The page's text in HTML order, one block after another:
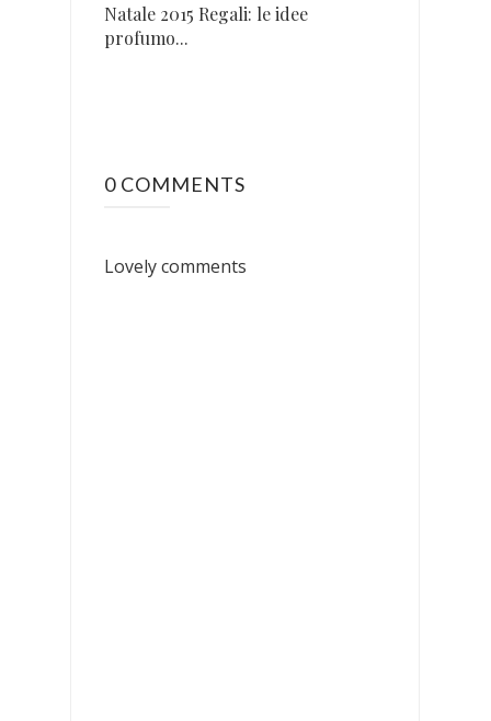
Natale 2015 Regali: le idee
profumo...
0 COMMENTS
Lovely comments